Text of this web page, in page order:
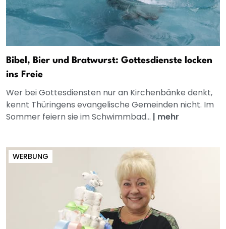
Bibel, Bier und Bratwurst: Gottesdienste locken
ins Freie
Wer bei Gottesdiensten nur an Kirchenbänke denkt,
kennt Thüringens evangelische Gemeinden nicht. Im
Sommer feiern sie im Schwimmbad... | mehr
WERBUNG